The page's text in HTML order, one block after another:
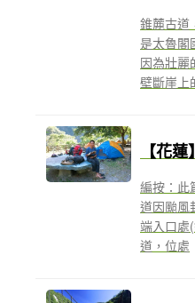
錐麓古道
是太魯閣
因為壯麗
壁斷崖上
【花
編按：此
道因颱風
端入口處
道，位處